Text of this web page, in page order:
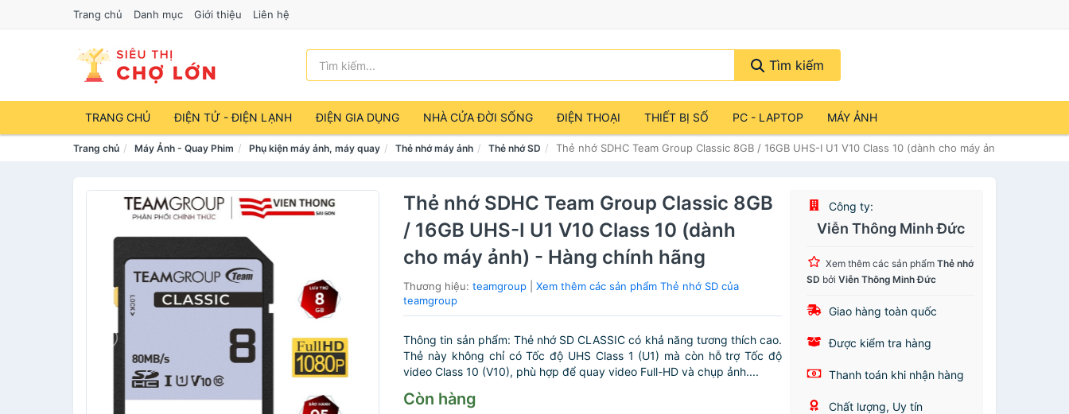
Trang chủ Danh mục Giới thiệu Liên hệ
Tìm kiếm
TRANG CHỦ ĐIỆN TỬ - ĐIỆN LẠNH ĐIỆN GIA DỤNG NHÀ CỬA ĐỜI SỐNG ĐIỆN THOẠI THIẾT BỊ SỐ PC - LAPTOP MÁY ẢNH
Trang chủ Máy Ảnh - Quay Phim Phụ kiện máy ảnh, máy quay Thẻ nhớ máy ảnh Thẻ nhớ SD Thẻ nhớ SDHC Team Group Classic 8GB / 16GB UHS-I U1 V10 Class 10 (dành cho máy ảnh) - Hàng
Thẻ nhớ SDHC Team Group Classic 8GB
/ 16GB UHS-I U1 V10 Class 10 (dành
cho máy ảnh) - Hàng chính hãng
Thương hiệu:teamgroup |Xem thêm các sản phẩm Thẻ nhớ SD của
teamgroup
Thông tin sản phẩm: Thẻ nhớ SD CLASSIC có khả năng tương thích cao.
Thẻ này không chỉ có Tốc độ UHS Class 1 (U1) mà còn hỗ trợ Tốc độ
video Class 10 (V10), phù hợp để quay video Full-HD và chụp ảnh....
Còn hàng
Công ty:
Viễn Thông Minh Đức
Xem thêm các sản phẩmThẻ nhớ
SD bởiViễn Thông Minh Đức
Giao hàng toàn quốc
Được kiểm tra hàng
Thanh toán khi nhận hàng
Chất lượng, Uy tín